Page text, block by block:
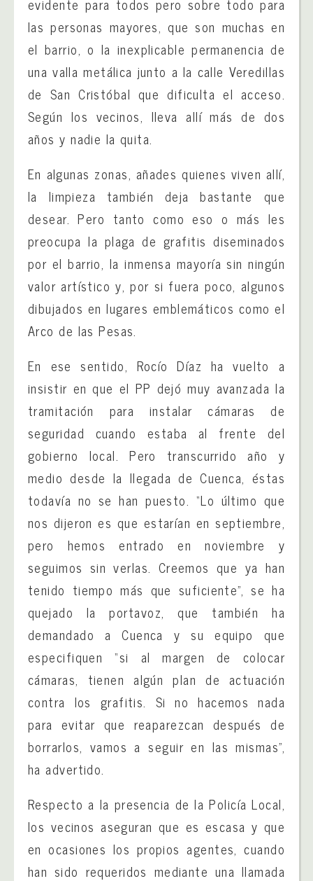
evidente para todos pero sobre todo para
las personas mayores, que son muchas en
el barrio, o la inexplicable permanencia de
una valla metálica junto a la calle Veredillas
de San Cristóbal que dificulta el acceso.
Según los vecinos, lleva allí más de dos
años y nadie la quita.
En algunas zonas, añades quienes viven allí,
la limpieza también deja bastante que
desear. Pero tanto como eso o más les
preocupa la plaga de grafitis diseminados
por el barrio, la inmensa mayoría sin ningún
valor artístico y, por si fuera poco, algunos
dibujados en lugares emblemáticos como el
Arco de las Pesas.
En ese sentido, Rocío Díaz ha vuelto a
insistir en que el PP dejó muy avanzada la
tramitación para instalar cámaras de
seguridad cuando estaba al frente del
gobierno local. Pero transcurrido año y
medio desde la llegada de Cuenca, éstas
todavía no se han puesto. “Lo último que
nos dijeron es que estarían en septiembre,
pero hemos entrado en noviembre y
seguimos sin verlas. Creemos que ya han
tenido tiempo más que suficiente”, se ha
quejado la portavoz, que también ha
demandado a Cuenca y su equipo que
especifiquen “si al margen de colocar
cámaras, tienen algún plan de actuación
contra los grafitis. Si no hacemos nada
para evitar que reaparezcan después de
borrarlos, vamos a seguir en las mismas”,
ha advertido.
Respecto a la presencia de la Policía Local,
los vecinos aseguran que es escasa y que
en ocasiones los propios agentes, cuando
han sido requeridos mediante una llamada